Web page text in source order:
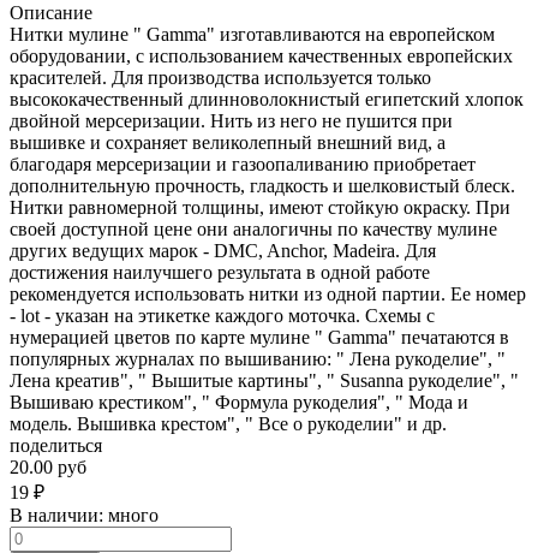
Описание
Нитки мулине " Gamma" изготавливаются на европейском
оборудовании, с использованием качественных европейских
красителей. Для производства используется только
высококачественный длинноволокнистый египетский хлопок
двойной мерсеризации. Нить из него не пушится при
вышивке и сохраняет великолепный внешний вид, а
благодаря мерсеризации и газоопаливанию приобретает
дополнительную прочность, гладкость и шелковистый блеск.
Нитки равномерной толщины, имеют стойкую окраску. При
своей доступной цене они аналогичны по качеству мулине
других ведущих марок - DMC, Anchor, Madeira. Для
достижения наилучшего результата в одной работе
рекомендуется использовать нитки из одной партии. Ее номер
- lot - указан на этикетке каждого моточка. Схемы с
нумерацией цветов по карте мулине " Gamma" печатаются в
популярных журналах по вышиванию: " Лена рукоделие", "
Лена креатив", " Вышитые картины", " Susanna рукоделие", "
Вышиваю крестиком", " Формула рукоделия", " Мода и
модель. Вышивка крестом", " Все о рукоделии" и др.
поделиться
20.00 руб
19 ₽
В наличии: много